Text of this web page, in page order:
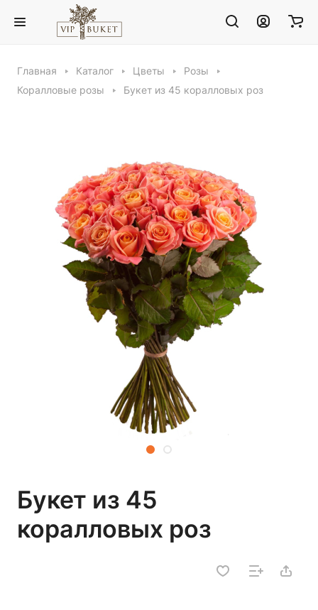
Главная Каталог Цветы
Розы
Коралловые розы
Букет из 45 коралловых роз
Букет из 45
коралловых роз